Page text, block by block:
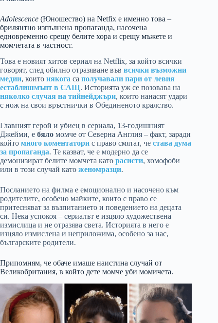
Adolescence (Юношество) на Netfix е именно това –
брилянтно изпълнена пропаганда, насочена
едновременно срещу белите хора и срещу мъжете и
момчетата в частност.
Това е новият хитов сериал на Netflix, за който всички
говорят, след обилно отразяване във всички възможни
медии, които някога са получавали пари от левия
естаблишмънт в САЩ. Историята уж се позовава на
няколко случая на тийнейджъри, които нанасят удари
с нож на свои връстнички в Обединеното кралство.
Главният герой и убиец в сериала, 13-годишният
Джейми, е бяло момче от Северна Англия – факт, заради
който много коментатори с право смятат, че става дума
за пропаганда. Те казват, че е модерно да се
демонизират белите момчета като расисти, хомофоби
или в този случай като женомразци.
Посланието на филма е емоционално и насочено към
родителите, особено майките, които с право се
притесняват за възпитанието и поведението на децата
си. Нека успокоя – сериалът е изцяло художествена
измислица и не отразява света. Историята в него е
изцяло измислена и неприложима, особено за нас,
българските родители.
Припомням, че обаче имаше наистина случай от
Великобритания, в който дете момче уби момичета.